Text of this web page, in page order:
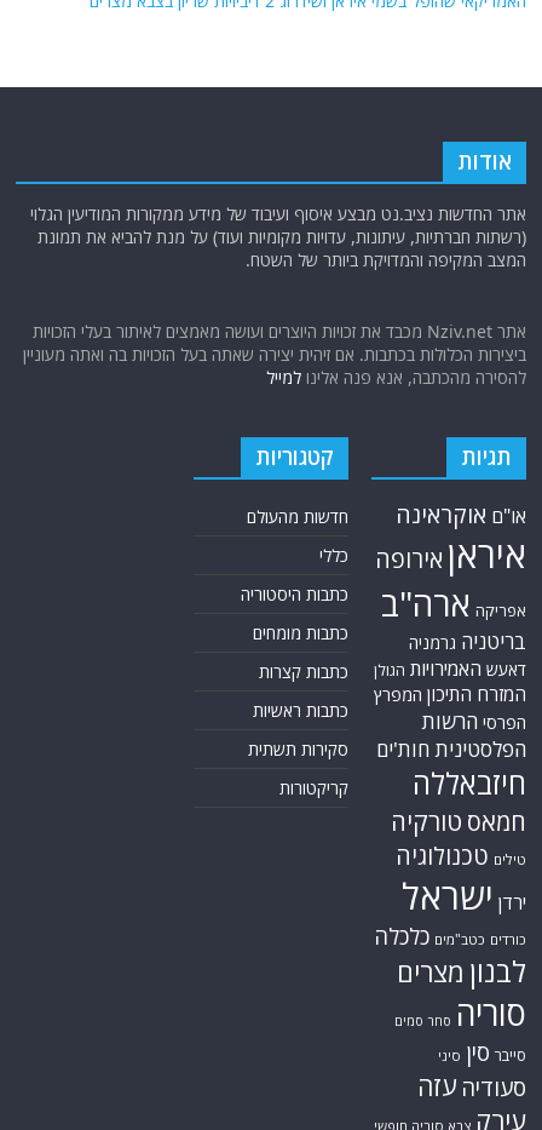
אודות
אתר החדשות נציב.נט מבצע איסוף ועיבוד של מידע ממקורות המודיעין הגלוי
(רשתות חברתיות, עיתונות, עדויות מקומיות ועוד) על מנת להביא את תמונת
המצב המקיפה והמדויקת ביותר של השטח.
אתר Nziv.net מכבד את זכויות היוצרים ועושה מאמצים לאיתור בעלי הזכויות
ביצירות הכלולות בכתבות. אם זיהית יצירה שאתה בעל הזכויות בה ואתה מעוניין
להסירה מהכתבה, אנא פנה אלינולמייל
תגיות
או"ם אוקראינה
איראן אירופה
אפריקה ארה"ב
בריטניה גרמניה
דאעש האמירויות הגולן
המזרח התיכון המפרץ
הפרסי הרשות
הפלסטינית חות'ים
חיזבאללה
חמאס טורקיה
טילים טכנולוגיה
ירדן ישראל
כורדים כטב"מים כלכלה
לבנון מצרים
סוריה סחר סמים
סייבר סין סיני
סעודיה עזה
עירק צבא סוריה חופשי
קטגוריות
חדשות מהעולם
כללי
כתבות היסטוריה
כתבות מומחים
כתבות קצרות
כתבות ראשיות
סקירות תשתית
קריקטורות